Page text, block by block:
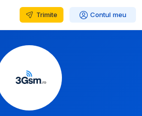
Trimite Contul meu